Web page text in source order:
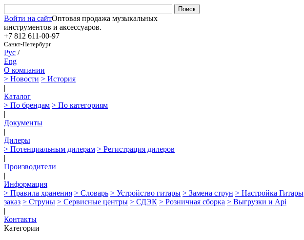
Войти на сайтОптовая продажа музыкальных
инструментов и аксессуаров.
+7 812 611-00-97
Санкт-Петербург
Рус /
Eng
О компании
> Новости > История
|
Каталог
> По брендам > По категориям
|
Документы
|
Дилеры
> Потенциальным дилерам > Регистрация дилеров
|
Производители
|
Информация
> Правила хранения > Словарь > Устройство гитары > Замена струн > Настройка Гитары
заказ > Струны > Сервисные центры > СДЭК > Розничная сборка > Выгрузки и Api
|
Контакты
Категории